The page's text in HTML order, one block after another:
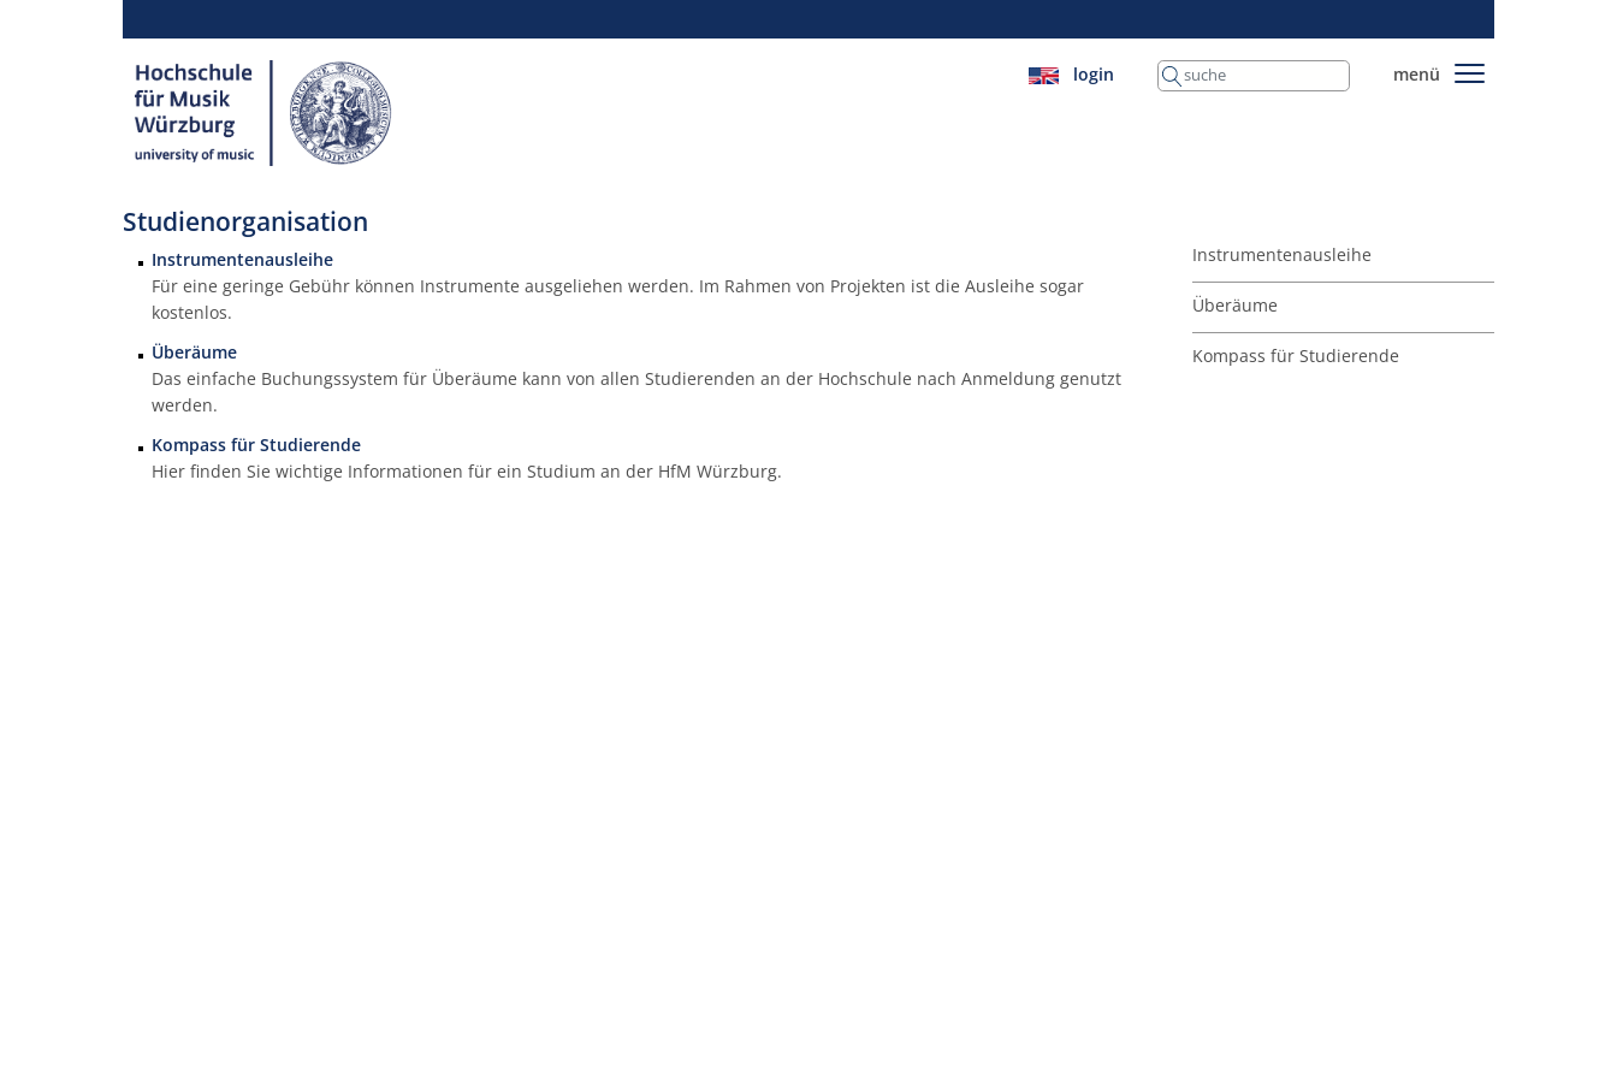
login menü
Studienorganisation
Instrumentenausleihe
Für eine geringe Gebühr können Instrumente ausgeliehen werden. Im Rahmen von Projekten ist die Ausleihe sogar
kostenlos.
Überäume
Das einfache Buchungssystem für Überäume kann von allen Studierenden an der Hochschule nach Anmeldung genutzt
werden.
Kompass für Studierende
Hier finden Sie wichtige Informationen für ein Studium an der HfM Würzburg.
Instrumentenausleihe
Überäume
Kompass für Studierende